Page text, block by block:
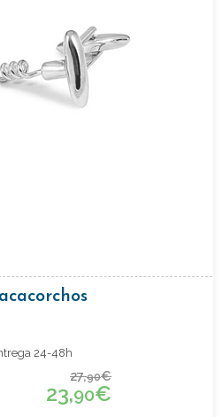
24-48h
27,90€
23,90€